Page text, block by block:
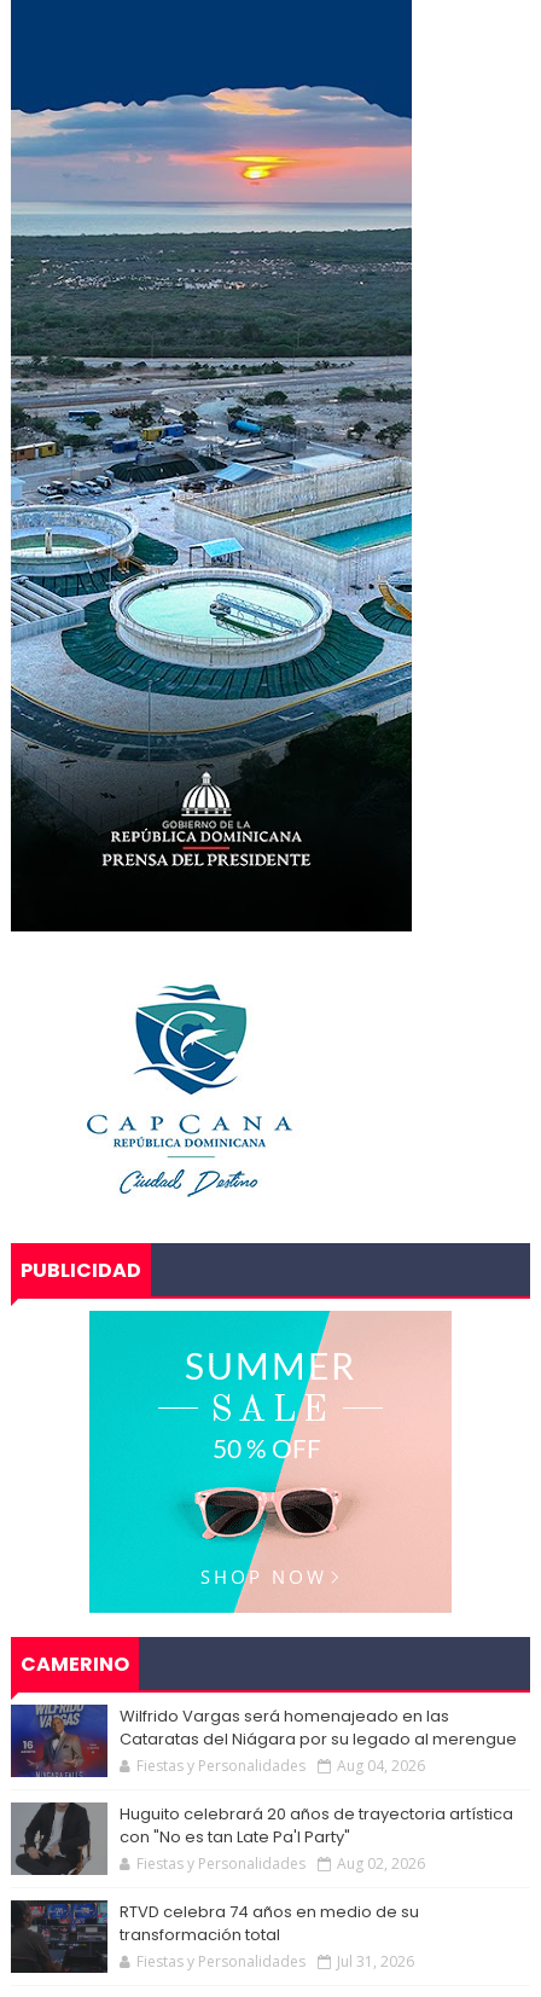
PUBLICIDAD
CAMERINO
Wilfrido Vargas será homenajeado en las
Cataratas del Niágara por su legado al merengue
Fiestas y Personalidades Aug 04, 2026
Huguito celebrará 20 años de trayectoria artística
con "No es tan Late Pa'l Party"
Fiestas y Personalidades Aug 02, 2026
RTVD celebra 74 años en medio de su
transformación total
Fiestas y Personalidades Jul 31, 2026